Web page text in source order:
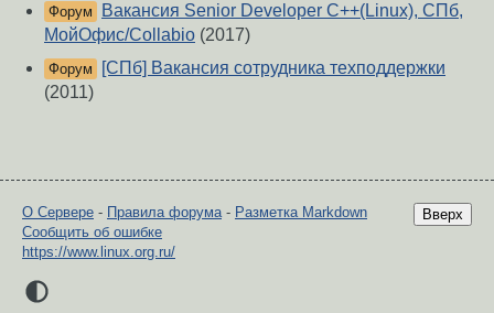
Форум
Вакансия Senior Devеloper C++(Linux), СПб,
МойОфис/Collabio (2017)
Форум
[СПб] Вакансия сотрудника техподдержки
(2011)
Вверх
О Сервере - Правила форума- Разметка Markdown
Сообщить об ошибке
https://www.linux.org.ru/